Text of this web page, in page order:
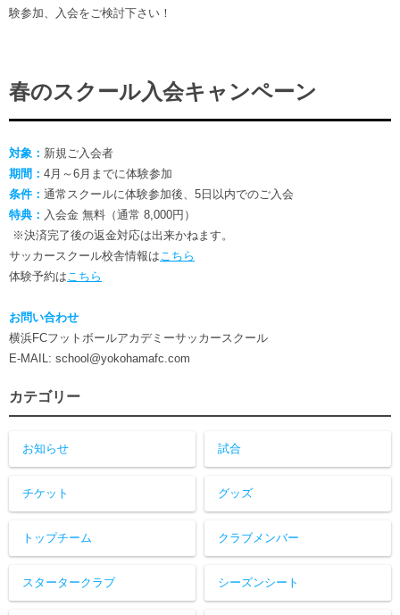
フェニックスクラブ
チアスクール
験参加、入会をご検討下さい！
春のスクール入会キャンペーン
対象： 新規ご入会者
期間： 4月～6月までに体験参加
条件： 通常スクールに体験参加後、5日以内でのご入会
特典： 入会金 無料（通常 8,000円）
※決済完了後の返金対応は出来かねます。
サッカースクール校舎情報は こちら
体験予約は こちら
お問い合わせ
横浜FCフットボールアカデミーサッカースクール
E-MAIL: school@yokohamafc.com
カテゴリー
お知らせ 試合
チケット グッズ
トップチーム クラブメンバー
スタータークラブ シーズンシート